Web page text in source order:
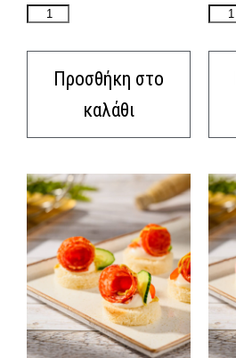
Προσθήκη στο
καλάθι